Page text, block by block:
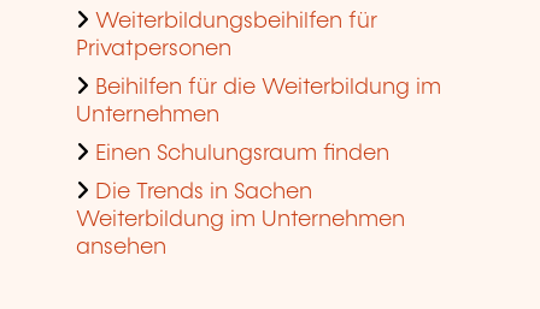
Weiterbildungsbeihilfen für
Privatpersonen
Beihilfen für die Weiterbildung im
Unternehmen
Einen Schulungsraum finden
Die Trends in Sachen
Weiterbildung im Unternehmen
ansehen